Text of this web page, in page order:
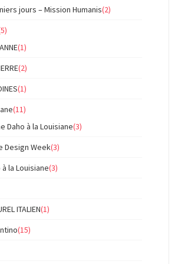
jours – Mission Humanis(2)
(1)
(2)
(1)
(11)
Daho à la Louisiane(3)
Design Week(3)
à la Louisiane(3)
ITALIEN(1)
(15)